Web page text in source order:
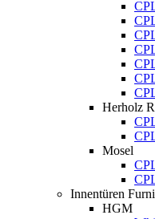
Herholz
Mosel
Innentüren
HGM